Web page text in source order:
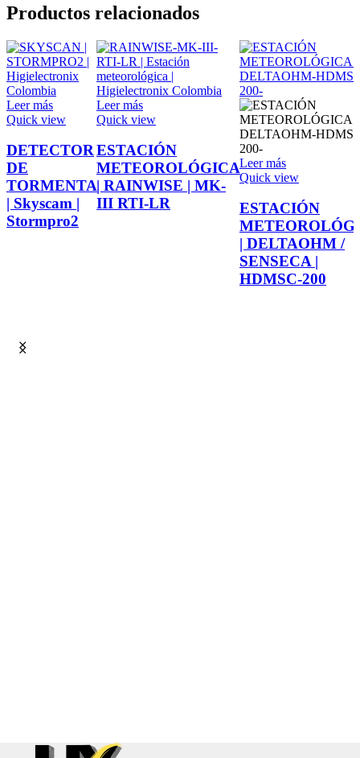
Productos relacionados
Leer más
Quick view
DETECTOR
DE
TORMENTA
| Skyscam |
Stormpro2
Leer más
Quick view
ESTACIÓN
METEOROLÓGICA
| RAINWISE | MK-
III RTI-LR
Leer más
Quick view
ESTACIÓN
| DELTAOHM /
SENSECA |
HDMSC-200